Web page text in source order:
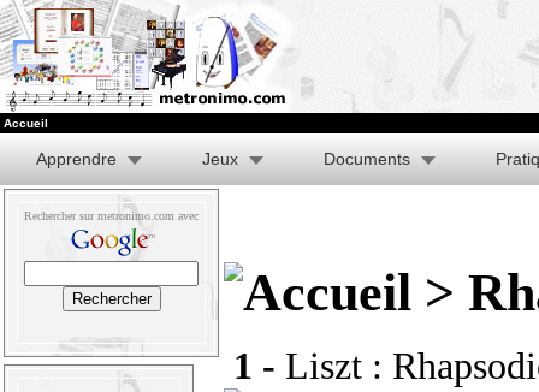
Accueil
Apprendre Jeux Documents
Rechercher sur metronimo.com avec
>
1 - Liszt :